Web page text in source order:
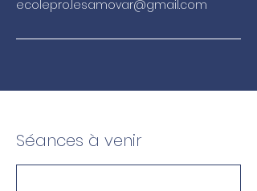
ecolepro.lesamovar@gmail.com
Séances à venir